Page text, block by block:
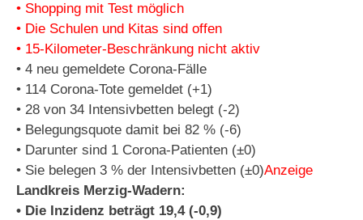
• Shopping mit Test möglich
• Die Schulen und Kitas sind offen
• 15-Kilometer-Beschränkung nicht aktiv
• 4 neu gemeldete Corona-Fälle
• 114 Corona-Tote gemeldet (+1)
• 28 von 34 Intensivbetten belegt (-2)
• Belegungsquote damit bei 82 % (-6)
• Darunter sind 1 Corona-Patienten (±0)
• Sie belegen 3 % der Intensivbetten (±0)Anzeige
Landkreis Merzig-Wadern:
• Die Inzidenz beträgt 19,4 (-0,9)